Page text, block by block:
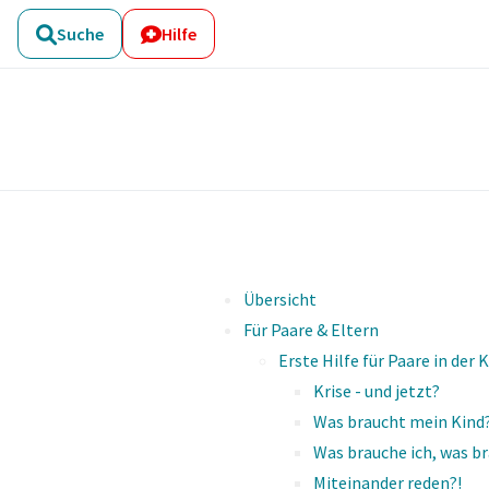
Suche Hilfe
Übersicht
Für Paare & Eltern
Erste Hilfe für Paare in der
Krise - und jetzt?
Was braucht mein
Was brauche ich, was
Miteinander reden?!
Kommunikation mit dem anderen Elternteil
Kom­mu­ni­ka­ti­on mit
geprüft am 12.05.2026 von Dr. Ul­ri­ke Lux
Lud­wig-Ma­xi­mi­lians-Uni­ver­si­tät Mün­chen